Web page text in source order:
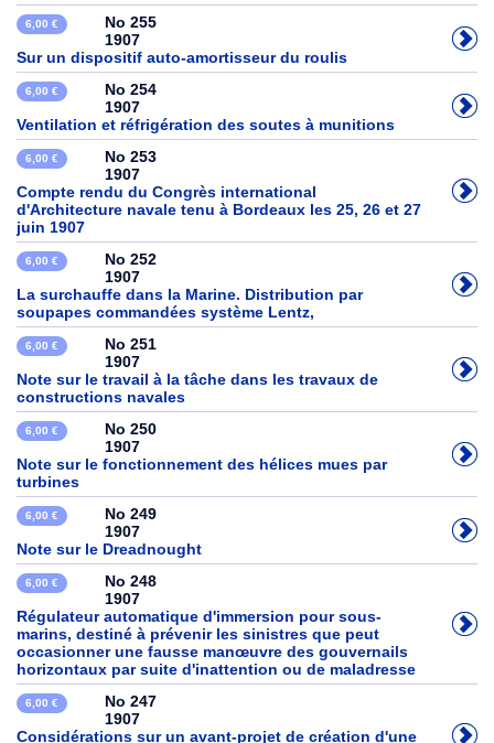
6,00 €
No 255
1907
Sur un dispositif auto-amortisseur du roulis
6,00 €
No 254
1907
Ventilation et réfrigération des soutes à munitions
6,00 €
No 253
1907
Compte rendu du Congrès international
d'Architecture navale tenu à Bordeaux les 25, 26 et 27
juin 1907
6,00 €
No 252
1907
La surchauffe dans la Marine. Distribution par
soupapes commandées système Lentz,
6,00 €
No 251
1907
Note sur le travail à la tâche dans les travaux de
constructions navales
6,00 €
No 250
1907
Note sur le fonctionnement des hélices mues par
turbines
6,00 €
No 249
1907
Note sur le Dreadnought
6,00 €
No 248
1907
Régulateur automatique d'immersion pour sous-
marins, destiné à prévenir les sinistres que peut
occasionner une fausse manœuvre des gouvernails
horizontaux par suite d'inattention ou de maladresse
6,00 €
No 247
1907
Considérations sur un avant-projet de création d'une